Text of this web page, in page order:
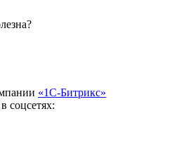
«1С-Битрикс»
соцсетях: